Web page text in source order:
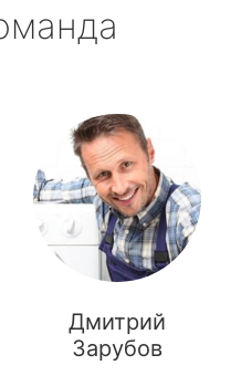
Дмитрий
Зарубов